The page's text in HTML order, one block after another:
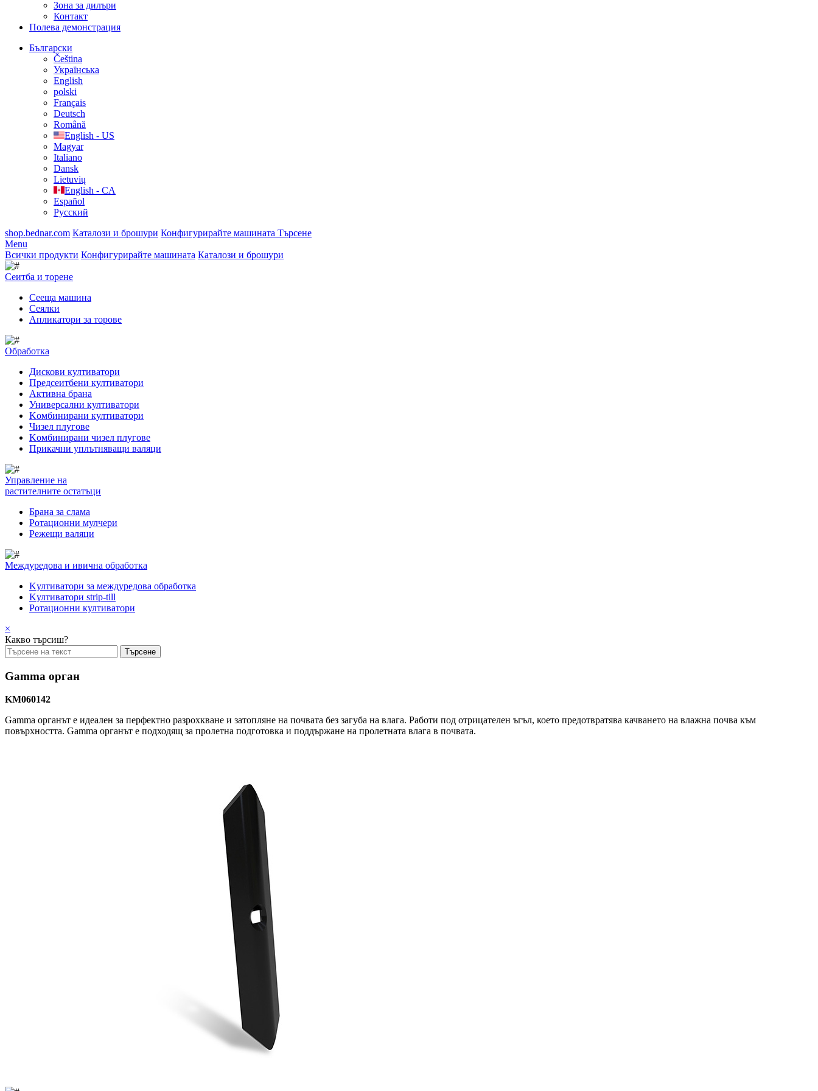
Зона за дилъри
Контакт
Полева демонстрация
Български
Čeština
Українська
English
polski
Français
Deutsch
Română
English - US
Magyar
Italiano
Dansk
Lietuvių
English - CA
Español
Русский
shop.bednar.com Каталози и брошури Конфигурирайте машината Търсене
Menu
Всички продукти Конфигурирайте машината Каталози и брошури
Сеитба и торене
Cееща машина
Cеялки
Апликатори за торове
Обработка
Дискови култиватори
Предсеитбени култиватори
Активна брана
Универсални култиватори
Kомбинирани култиватори
Чизел плугове
Kомбинирани чизел плугове
Прикачни уплътняващи валяци
Управление на
растителните остатъци
Брана за слама
Pотационни мулчери
Режещи валяци
Междуредова и ивична обработка
Kултиватори за междуредова обработка
Kултиватори strip-till
Ротационни култиватори
×
Какво търсиш?
Gamma орган
KM060142
Gamma органът е идеален за перфектно разрохкване и затопляне на почвата без загуба на влага. Работи под отрицателен ъгъл, което предотвратява качването на влажна почва към
повърхността. Gamma органът е подходящ за пролетна подготовка и поддържане на пролетната влага в почвата.